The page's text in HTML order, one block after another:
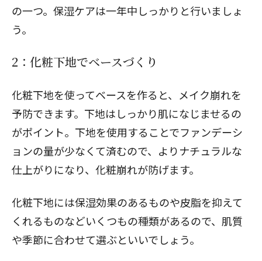
の一つ。保湿ケアは一年中しっかりと行いましょ
う。
2：化粧下地でベースづくり
化粧下地を使ってベースを作ると、メイク崩れを
予防できます。下地はしっかり肌になじませるの
がポイント。下地を使用することでファンデーシ
ョンの量が少なくて済むので、よりナチュラルな
仕上がりになり、化粧崩れが防げます。
化粧下地には保湿効果のあるものや皮脂を抑えて
くれるものなどいくつもの種類があるので、肌質
や季節に合わせて選ぶといいでしょう。